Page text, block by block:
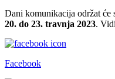
Dani komunikacija održat će
20. do 23. travnja 2023.
Facebook